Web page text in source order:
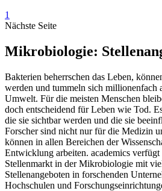
1
Nächste Seite
Mikrobiologie:
Bakterien beherrschen das Leben,
werden und tummeln sich millionenfach
Umwelt. Für die meisten Menschen
doch entscheidend für Leben wie Tod.
die sie sichtbar werden und die sie
Forscher sind nicht nur für die Medizin
können in allen Bereichen der
Entwicklung arbeiten. academics verfügt
Stellenmarkt in der Mikrobiologie mit
Stellenangeboten in forschenden
Hochschulen und